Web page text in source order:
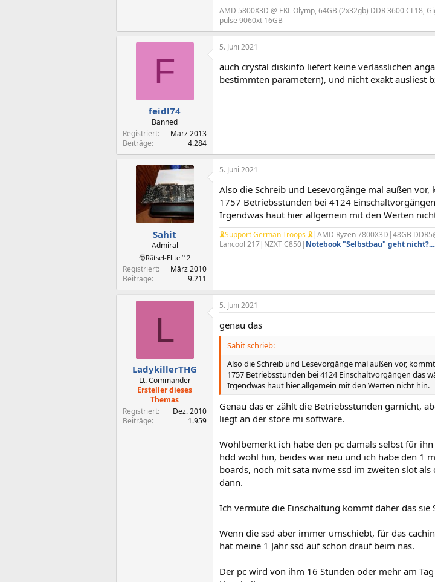
3,6 MB · Aufrufe: 346
2,7 MB · Aufrufe: 352
AMD 5800X3D @ EKL Olymp, 64GB (2x32gb) DDR 3600 CL18,
pulse 9060xt 16GB
F
feidl74
Banned
Registriert
März 2013
Beiträge
4.284
5. Juni 2021
auch crystal diskinfo liefert keine verlässlichen
bestimmten parametern), und nicht exakt ausliest
Sahit
Admiral
🎅Rätsel-Elite ’12
Registriert
März 2010
Beiträge
9.211
5. Juni 2021
Also die Schreib und Lesevorgänge mal außen
1757 Betriebsstunden bei 4124
Irgendwas haut hier allgemein mit den Werten
🎗Support German Troops 🎗|AMD Ryzen 7800X3D|48GB
Lancool 217|NZXT C850| Notebook "Selbstbau" geht
L
LadykillerTHG
Lt. Commander
Ersteller dieses
Themas
Registriert
Dez. 2010
Beiträge
1.959
5. Juni 2021
genau das
Sahit schrieb:
Also die Schreib und Lesevorgänge mal außen vor,
1757 Betriebsstunden bei 4124 Einschaltvorgängen das
Irgendwas haut hier allgemein mit den Werten nicht hin.
Genau das er zählt die Betriebsstunden garnicht,
liegt an der store mi software.
Wohlbemerkt ich habe den pc damals selbst für
hdd wohl hin, beides war neu und ich habe den 1
boards, noch mit sata nvme ssd im zweiten slot
dann.
Ich vermute die Einschaltung kommt daher das
Wenn die ssd aber immer umschiebt, für das
hat meine 1 Jahr ssd auf schon drauf beim nas.
Der pc wird von ihm 16 Stunden oder mehr am